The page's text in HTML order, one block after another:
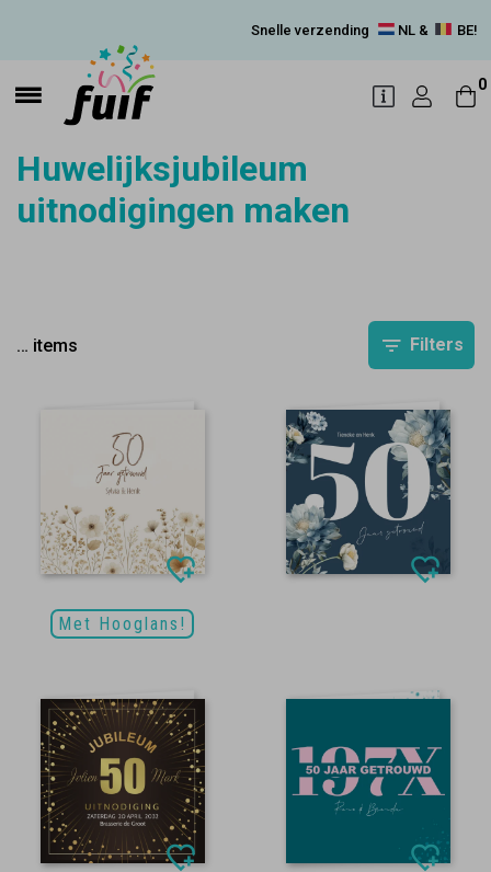
Snelle verzending NL & BE!
0
Huwelijksjubileum
uitnodigingen maken
… items Filters
Met Hooglans!